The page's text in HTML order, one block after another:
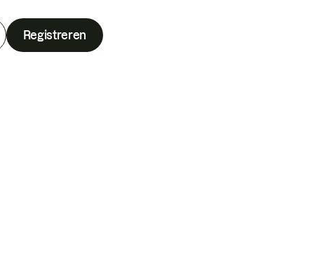
Registreren